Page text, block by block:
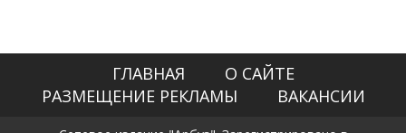
ГЛАВНАЯ
О САЙТЕ
РАЗМЕЩЕНИЕ РЕКЛАМЫ
ВАКАНСИИ